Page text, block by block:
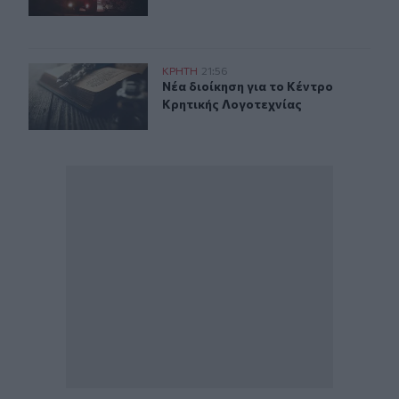
Νέα διοίκηση για το Κέντρο Κρητικής Λογοτεχνίας
ΚΡΗΤΗ 21:56
Νέα διοίκηση για το Κέντρο
Νέα διοίκηση για το Κέντρο
Κρητικής Λογοτεχνίας